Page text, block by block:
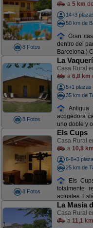
8 Fotos
a 5 km
14+3
50 km de
Gran
dentro del
Barcelona )
8 Fotos
La
Casa Rural
a 6,8 km
5+1 plazas
35 km de
Antigua
acogedora
uno doble y
8 Fotos
Els Cups
Casa Rural
a 10,8 km
6-8+3
25 km de
Els
totalmente
actuales.
La Masia
Casa Rural
a 11,1 km